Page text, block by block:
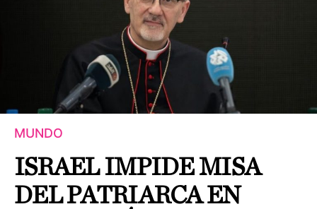
MUNDO
ISRAEL IMPIDE MISA
DEL PATRIARCA EN